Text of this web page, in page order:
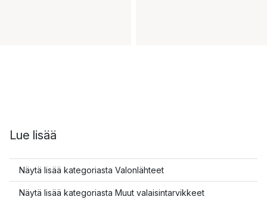
Lue lisää
Näytä lisää kategoriasta Valonlähteet
Näytä lisää kategoriasta Muut valaisintarvikkeet